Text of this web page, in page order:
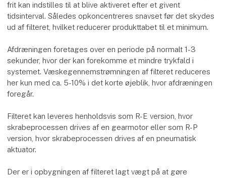
frit kan indstilles til at blive aktiveret efter et givent
tidsinterval. Således opkoncentreres snavset før det skydes
ud af filteret, hvilket reducerer produkttabet til et minimum.
Afdræningen foretages over en periode på normalt 1-3
sekunder, hvor der kan forekomme et mindre trykfald i
systemet. Væskegennemstrømningen af filteret reduceres
her kun med ca. 5-10% i det korte øjeblik, hvor afdræningen
foregår.
Filteret kan leveres henholdsvis som R-E version, hvor
skrabeprocessen drives af en gearmotor eller som R-P
version, hvor skrabeprocessen drives af en pneumatisk
aktuator.
Der er i opbygningen af filteret lagt vægt på at gøre